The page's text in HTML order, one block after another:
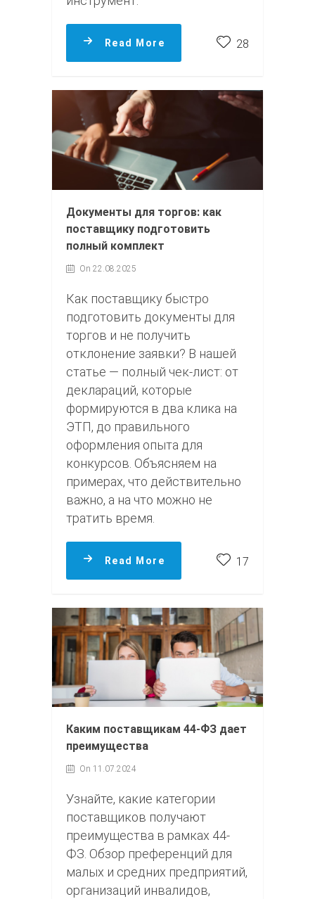
Read More 28
Документы для торгов: как
поставщику подготовить
полный комплект
On 22.08.2025
Как поставщику быстро
подготовить документы для
торгов и не получить
отклонение заявки? В нашей
статье — полный чек-лист: от
деклараций, которые
формируются в два клика на
ЭТП, до правильного
оформления опыта для
конкурсов. Объясняем на
примерах, что действительно
важно, а на что можно не
тратить время.
Read More 17
Каким поставщикам 44-ФЗ дает
преимущества
On 11.07.2024
Узнайте, какие категории
поставщиков получают
преимущества в рамках 44-
ФЗ. Обзор преференций для
малых и средних предприятий,
организаций инвалидов,